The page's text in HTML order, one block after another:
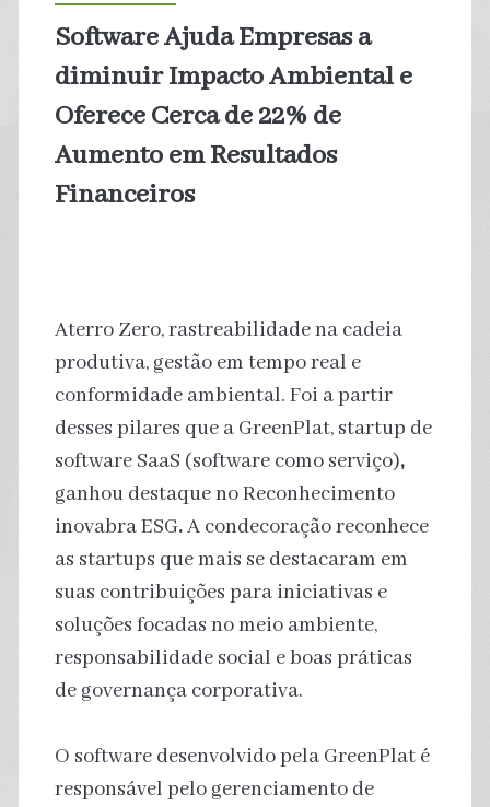
Software Ajuda Empresas a
diminuir Impacto Ambiental e
Oferece Cerca de 22% de
Aumento em Resultados
Financeiros
Aterro Zero, rastreabilidade na cadeia
produtiva, gestão em tempo real e
conformidade ambiental. Foi a partir
desses pilares que a GreenPlat, startup de
software SaaS (software como serviço),
ganhou destaque no Reconhecimento
inovabra ESG.A condecoração reconhece
as startups que mais se destacaram em
suas contribuições para iniciativas e
soluções focadas no meio ambiente,
responsabilidade social e boas práticas
de governança corporativa.
O software desenvolvido pela GreenPlat é
responsável pelo gerenciamento de